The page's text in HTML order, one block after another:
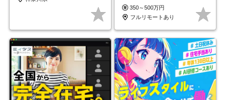
以上
350～500万円
フルリモートあり